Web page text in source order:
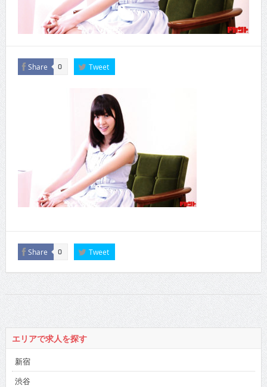
Share 0 Tweet
Share 0 Tweet
エリアで求人を探す
新宿
渋谷